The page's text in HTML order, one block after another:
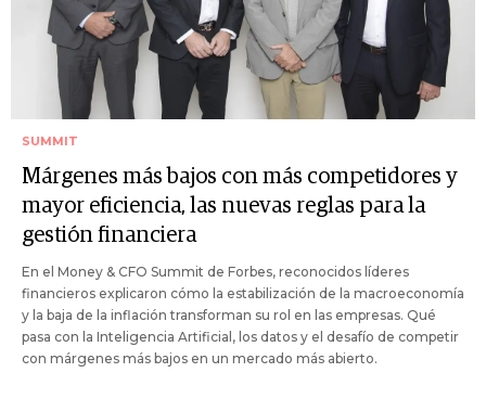
SUMMIT
Márgenes más bajos con más competidores y
mayor eficiencia, las nuevas reglas para la
gestión financiera
En el Money & CFO Summit de Forbes, reconocidos líderes
financieros explicaron cómo la estabilización de la macroeconomía
y la baja de la inflación transforman su rol en las empresas. Qué
pasa con la Inteligencia Artificial, los datos y el desafío de competir
con márgenes más bajos en un mercado más abierto.